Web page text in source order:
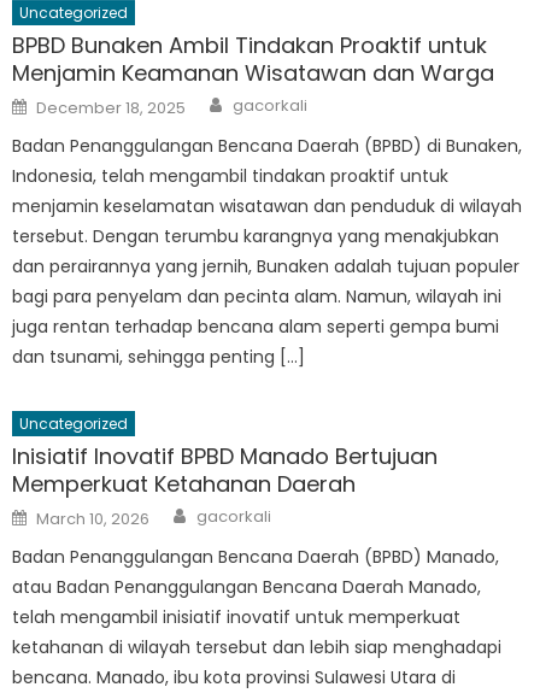
Uncategorized
BPBD Bunaken Ambil Tindakan Proaktif untuk
Menjamin Keamanan Wisatawan dan Warga
Posted
on
December 18, 2025 Author
gacorkali
Badan Penanggulangan Bencana Daerah (BPBD) di Bunaken,
Indonesia, telah mengambil tindakan proaktif untuk
menjamin keselamatan wisatawan dan penduduk di wilayah
tersebut. Dengan terumbu karangnya yang menakjubkan
dan perairannya yang jernih, Bunaken adalah tujuan populer
bagi para penyelam dan pecinta alam. Namun, wilayah ini
juga rentan terhadap bencana alam seperti gempa bumi
dan tsunami, sehingga penting […]
Uncategorized
Inisiatif Inovatif BPBD Manado Bertujuan
Memperkuat Ketahanan Daerah
Posted
on
March 10, 2026 Author
gacorkali
Badan Penanggulangan Bencana Daerah (BPBD) Manado,
atau Badan Penanggulangan Bencana Daerah Manado,
telah mengambil inisiatif inovatif untuk memperkuat
ketahanan di wilayah tersebut dan lebih siap menghadapi
bencana. Manado, ibu kota provinsi Sulawesi Utara di